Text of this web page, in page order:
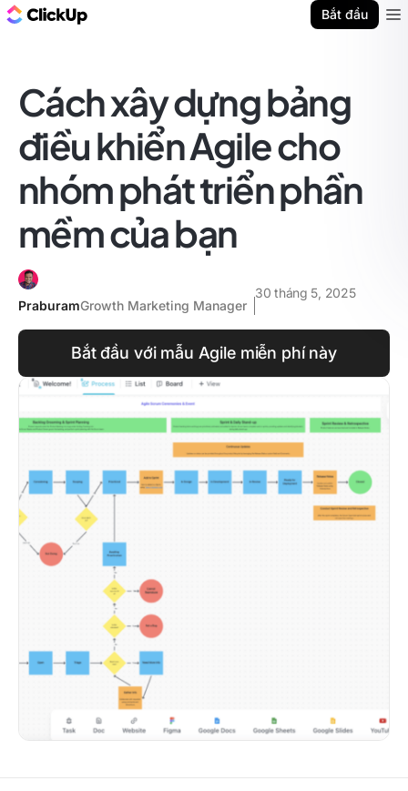
Bắt đầu
Cách xây dựng bảng
điều khiển Agile cho
nhóm phát triển phần
mềm của bạn
PraburamGrowth Marketing Manager
30 tháng 5, 2025
Bắt đầu với mẫu Agile miễn phí này